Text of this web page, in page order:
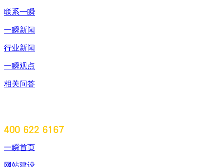
联系一瞬
一瞬新闻
行业新闻
一瞬观点
相关问答
一瞬首页
网站建设